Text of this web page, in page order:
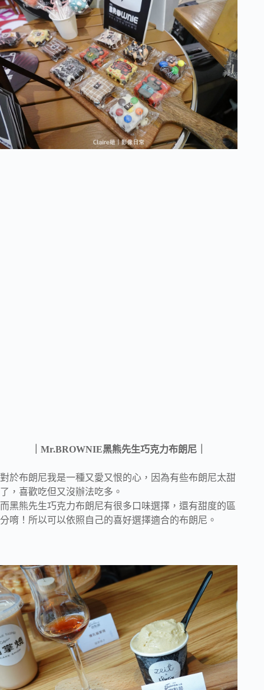
｜Mr.BROWNIE黑熊先生巧克力布朗尼｜
對於布朗尼我是一種又愛又恨的心，因為有些布朗尼太甜
了，喜歡吃但又沒辦法吃多。
而黑熊先生巧克力布朗尼有很多口味選擇，還有甜度的區
分唷！所以可以依照自己的喜好選擇適合的布朗尼。